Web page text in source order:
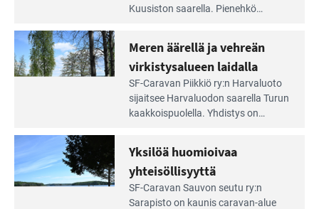
Saariston
Rengastien
portilla
Kuusiston saarella. Pie­nehkö
äärellä
ja
vehreän
virkistysalueen
Meren äärellä ja vehreän
virkistysalueen laidalla
SF-Caravan Piikkiö ry:n Harvaluoto
sijait­see Harvaluodon saarella Turun
kaakkois­puolella. Yhdistys on
virkistysalueesta.
Lue
Yksilöä huomioivaa
yhteisöllisyyttä
SF-Caravan Sauvon seutu ry:n
Sarapisto on kaunis caravan-alue